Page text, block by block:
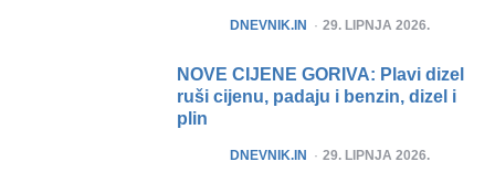
POSTED
DNEVNIK.IN 29. LIPNJA 2026.
NOVE CIJENE GORIVA: Plavi dizel
ruši cijenu, padaju i benzin, dizel i
plin
POSTED
DNEVNIK.IN 29. LIPNJA 2026.